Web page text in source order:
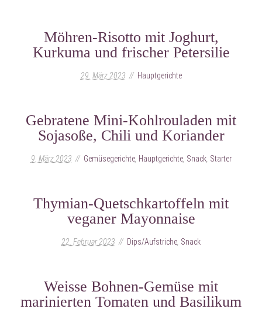
Möhren-Risotto mit Joghurt,
Kurkuma und frischer Petersilie
29. März 2023 Hauptgerichte
Gebratene Mini-Kohlrouladen mit
Sojasoße, Chili und Koriander
9. März 2023 Gemüsegerichte, Hauptgerichte, Snack, Starter
Thymian-Quetschkartoffeln mit
veganer Mayonnaise
22. Februar 2023 Dips/Aufstriche Snack
Weisse Bohnen-Gemüse mit
marinierten Tomaten und Basilikum